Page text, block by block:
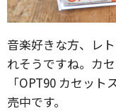
音楽好きな方、レ
れそうですね。カ
「OPT90 カセッ
売中です。